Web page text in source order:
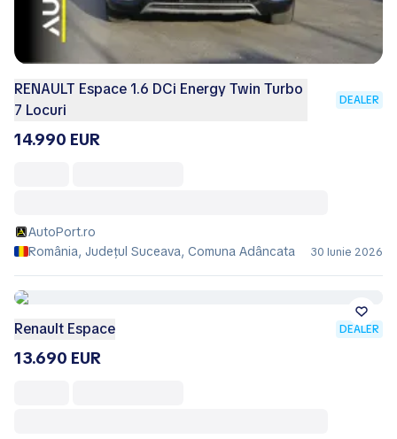
RENAULT Espace 1.6 DCi Energy Twin Turbo
7 Locuri
DEALER
14.990 EUR
AutoPort.ro
România, Județul Suceava, Comuna Adâncata
30 Iunie 2026
Renault Espace DEALER
13.690 EUR